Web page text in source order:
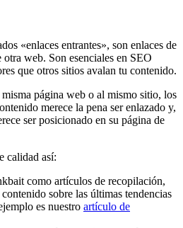
«enlaces entrantes», son enlaces de
web. Son esenciales en SEO
que otros sitios avalan tu contenido.
página web o al mismo sitio, los
merece la pena ser enlazado y,
ser posicionado en su página de
calidad así:
como artículos de recopilación,
sobre las últimas tendencias
es nuestro artículo de